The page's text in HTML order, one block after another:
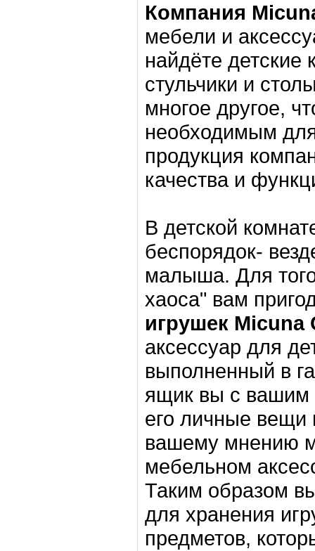
Компания
мебели и
найдёте детские
стульчики и
многое другое,
необходимым
продукция
качества и
В детской
беспорядок-
малыша. Для
хаоса" вам
игрушек Micuna
аксессуар для
выполненный в
ящик вы с вашим
его личные вещи
вашему мнению
мебельном
Таким образом
для хранения
предметов,